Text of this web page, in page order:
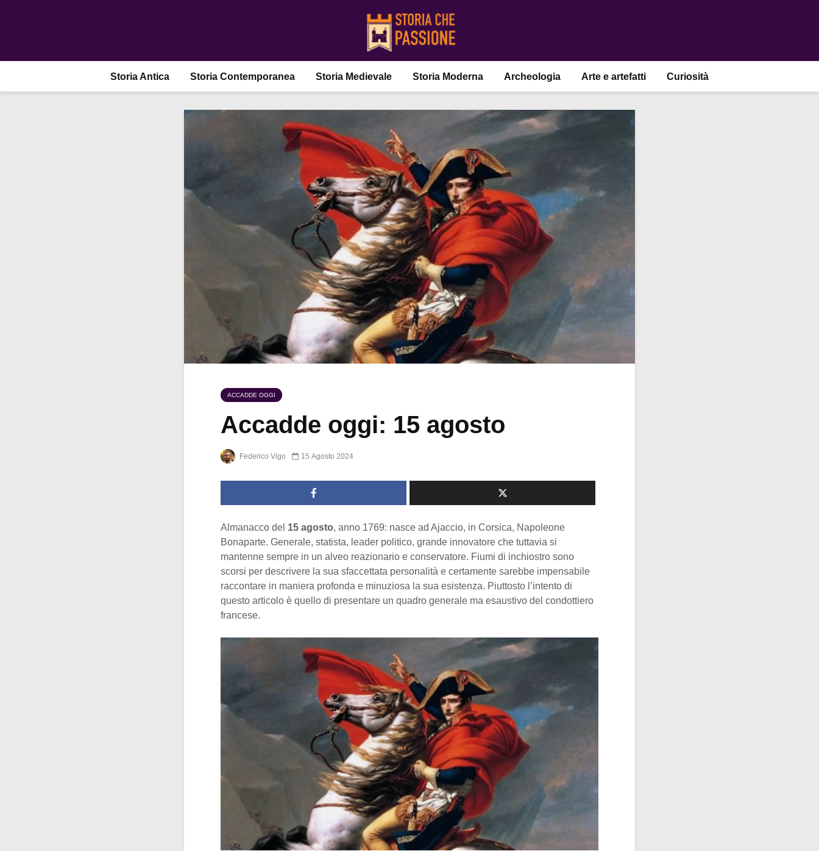
Storia Antica Storia Contemporanea Storia Medievale Storia Moderna Archeologia Arte e artefatti Curiosità
ACCADDE OGGI
Accadde oggi: 15 agosto
Federico Vigo 15 Agosto 2024
Almanacco del 15 agosto, anno 1769: nasce ad Ajaccio, in Corsica, Napoleone
Bonaparte. Generale, statista, leader politico, grande innovatore che tuttavia si
mantenne sempre in un alveo reazionario e conservatore. Fiumi di inchiostro sono
scorsi per descrivere la sua sfaccettata personalità e certamente sarebbe impensabile
raccontare in maniera profonda e minuziosa la sua esistenza. Piuttosto l’intento di
questo articolo è quello di presentare un quadro generale ma esaustivo del condottiero
francese.